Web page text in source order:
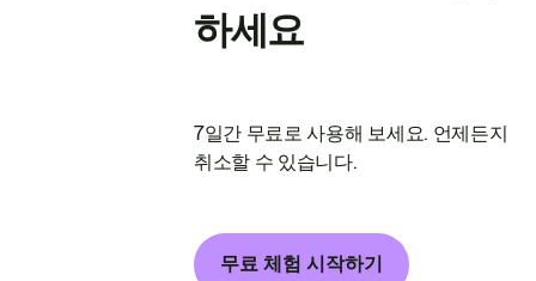
하세요
7일간 무료로 사용해 보세요. 언제든지
취소할 수 있습니다.
무료 체험 시작하기